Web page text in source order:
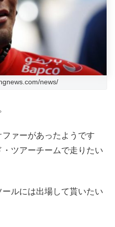
news/
ァーがあったようです
ツアーチームで走りたい
ルには出場して貰いたい